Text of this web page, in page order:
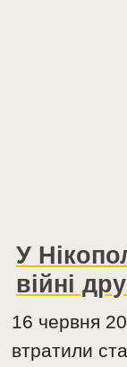
У
війні
16 червня
втратили